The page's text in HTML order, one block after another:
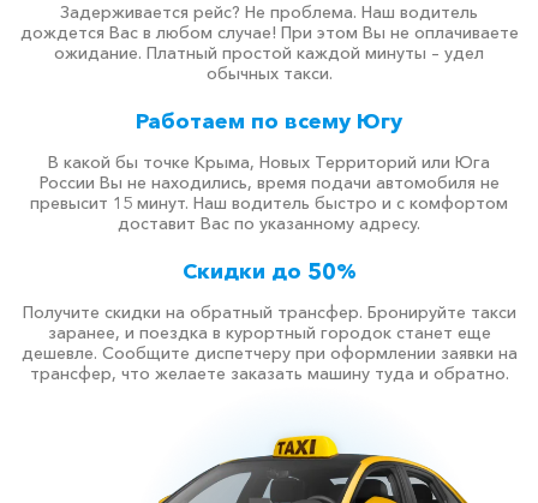
Задерживается рейс? Не проблема. Наш водитель
дождется Вас в любом случае! При этом Вы не оплачиваете
ожидание. Платный простой каждой минуты – удел
обычных такси.
Работаем по всему Югу
В какой бы точке Крыма, Новых Территорий или Юга
России Вы не находились, время подачи автомобиля не
превысит 15 минут. Наш водитель быстро и с комфортом
доставит Вас по указанному адресу.
Скидки до 50%
Получите скидки на обратный трансфер. Бронируйте такси
заранее, и поездка в курортный городок станет еще
дешевле. Сообщите диспетчеру при оформлении заявки на
трансфер, что желаете заказать машину туда и обратно.